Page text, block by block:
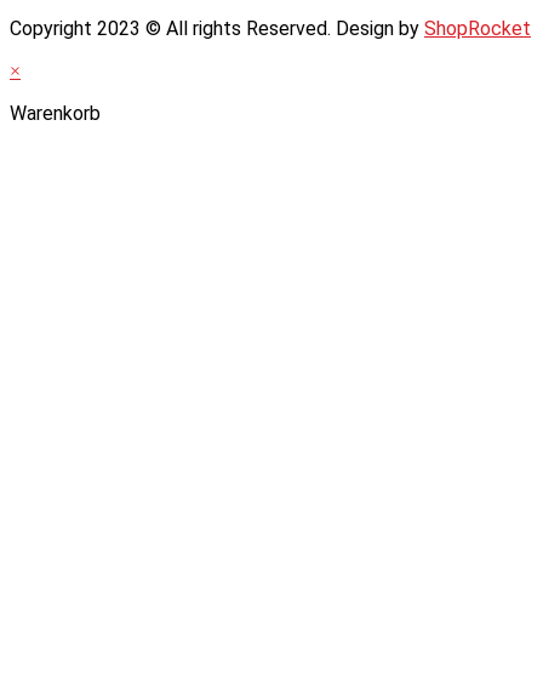
Copyright 2023 © All rights Reserved. Design by ShopRocket
×
Warenkorb